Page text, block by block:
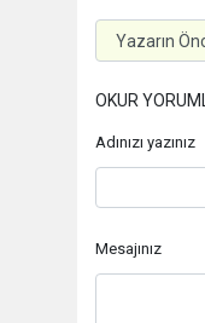
OKUR
Adınızı yazınız
Mesajınız